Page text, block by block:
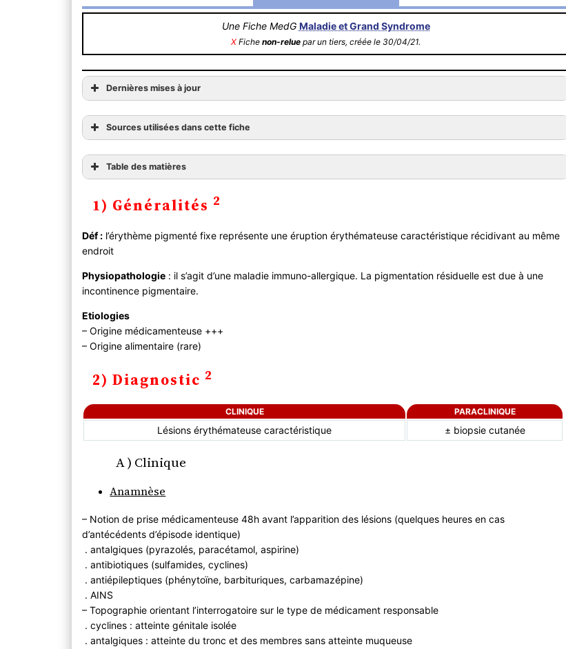
Une Fiche MedG Maladie et Grand Syndrome
X Fichenon-relue par un tiers, créée le 30/04/21.
Dernières mises à jour
Sources utilisées dans cette fiche
Table des matières
2) Diagnostic
Anamnèse
B ) Paraclinique
C ) Diagnostic différentiel
4) PEC
A) Bilan
C) Prévention
1) Généralités 2
Déf : l’érythème pigmenté fixe représente une éruption érythémateuse caractéristique récidivant au même
endroit
Physiopathologie : il s’agit d’une maladie immuno-allergique. La pigmentation résiduelle est due à une
incontinence pigmentaire.
Etiologies
– Origine médicamenteuse +++
– Origine alimentaire (rare)
2) Diagnostic 2
CLINIQUE PARACLINIQUE
Lésions érythémateuse caractéristique ± biopsie cutanée
A ) Clinique
Anamnèse
– Notion de prise médicamenteuse 48h avant l’apparition des lésions (quelques heures en cas
d’antécédents d’épisode identique)
. antalgiques (pyrazolés, paracétamol, aspirine)
. antibiotiques (sulfamides, cyclines)
. antiépileptiques (phénytoïne, barbituriques, carbamazépine)
. AINS
– Topographie orientant l’interrogatoire sur le type de médicament responsable
. cyclines : atteinte génitale isolée
. antalgiques : atteinte du tronc et des membres sans atteinte muqueuse